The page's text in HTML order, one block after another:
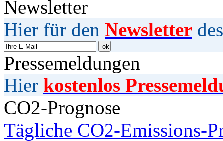
Newsletter
Hier für den Newsletter
Pressemeldungen
Hier kostenlos
CO2-Prognose
Tägliche CO2-Emissions-